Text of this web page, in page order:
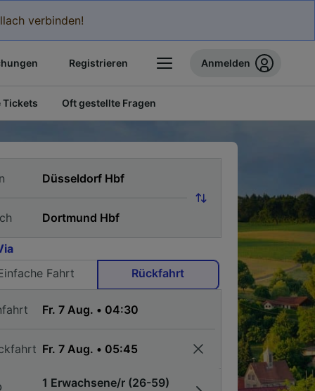
verbinden!
Registrieren Anmelden
Tickets Oft gestellte Fragen
Fahrt
Rückfahrt
1 Erwachsene/r (26-59)